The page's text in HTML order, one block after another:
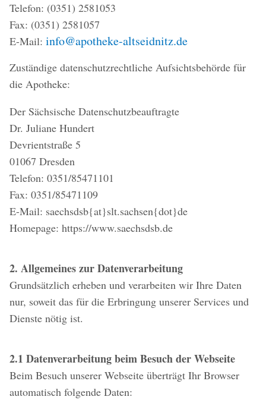
Telefon: (0351) 2581053
Fax: (0351) 2581057
E-Mail: info@apotheke-altseidnitz.de
Zuständige datenschutzrechtliche Aufsichtsbehörde für
die Apotheke:
Der Sächsische Datenschutzbeauftragte
Dr. Juliane Hundert
Devrientstraße 5
01067 Dresden
Telefon: 0351/85471101
Fax: 0351/85471109
E-Mail: saechsdsb{at}slt.sachsen{dot}de
Homepage: https://www.saechsdsb.de
2. Allgemeines zur Datenverarbeitung
Grundsätzlich erheben und verarbeiten wir Ihre Daten
nur, soweit das für die Erbringung unserer Services und
Dienste nötig ist.
2.1 Datenverarbeitung beim Besuch der Webseite
Beim Besuch unserer Webseite überträgt Ihr Browser
automatisch folgende Daten: